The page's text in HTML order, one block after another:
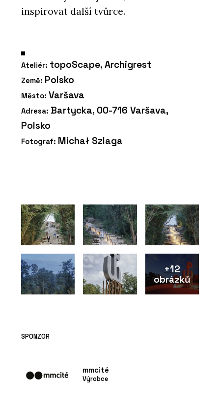
inspirovat další tvůrce.
Ateliér: topoScape, Archigrest
Země: Polsko
Město: Varšava
Adresa: Bartycka, 00-716 Varšava,
Polsko
Fotograf: Michał Szlaga
+12
obrázků
SPONZOR
mmcité
Výrobce